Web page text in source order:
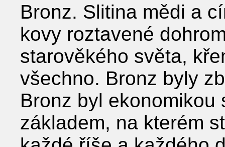
Bronz. Slitina mědi a
kovy roztavené
starověkého světa,
všechno. Bronz byly
Bronz byl ekonomikou
základem, na kterém